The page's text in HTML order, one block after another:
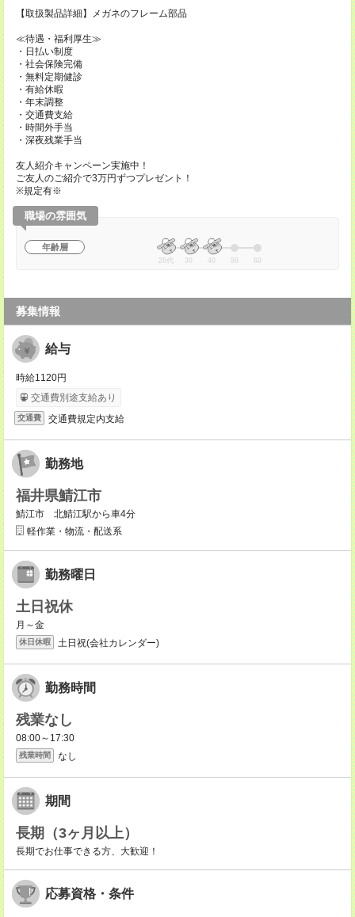
【取扱製品詳細】メガネのフレーム部品
≪待遇・福利厚生≫
・日払い制度
・社会保険完備
・無料定期健診
・有給休暇
・年末調整
・交通費支給
・時間外手当
・深夜残業手当
友人紹介キャンペーン実施中！
ご友人のご紹介で3万円ずつプレゼント！
※規定有※
職場の雰囲気
年齢層
20代 30 40 50 60
募集情報
給与
時給1120円
交通費別途支給あり
交通費 交通費規定内支給
勤務地
福井県鯖江市
鯖江市 北鯖江駅から車4分
軽作業・物流・配送系
勤務曜日
土日祝休
月～金
休日休暇 土日祝(会社カレンダー)
勤務時間
残業なし
08:00～17:30
残業時間 なし
期間
長期（3ヶ月以上）
長期でお仕事できる方、大歓迎！
応募資格・条件